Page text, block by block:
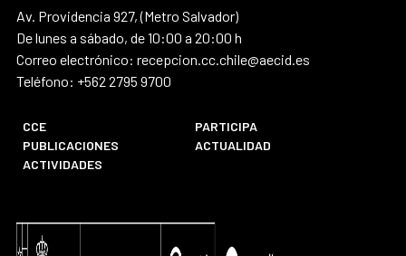
Av. Providencia 927, (Metro Salvador)
De lunes a sábado, de 10:00 a 20:00 h
Correo electrónico: recepcion.cc.chile@aecid.es
Teléfono: +562 2795 9700
CCE
PARTICIPA
PUBLICACIONES
ACTUALIDAD
ACTIVIDADES